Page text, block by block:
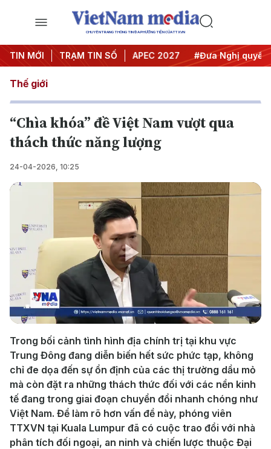
CHUYÊN TRANG THÔNG TIN ĐA PHƯƠNG TIỆN CỦA TTXVN
TIN MỚI TRẠM TIN SỐ
nghị Trung ương 3 #APEC 2027 #Đưa Nghị quyết
Thế giới
“Chìa khóa” đề Việt Nam vượt qua
thách thức năng lượng
24-04-2026, 10:25
Play
Video
Trong bối cảnh tình hình địa chính trị tại khu vực
Trung Đông đang diễn biến hết sức phức tạp, không
chỉ đe dọa đến sự ổn định của các thị trường dầu mỏ
mà còn đặt ra những thách thức đối với các nền kinh
tế đang trong giai đoạn chuyển đổi nhanh chóng như
Việt Nam. Để làm rõ hơn vấn đề này, phóng viên
TTXVN tại Kuala Lumpur đã có cuộc trao đổi với nhà
phân tích đối ngoại, an ninh và chiến lược thuộc Đại